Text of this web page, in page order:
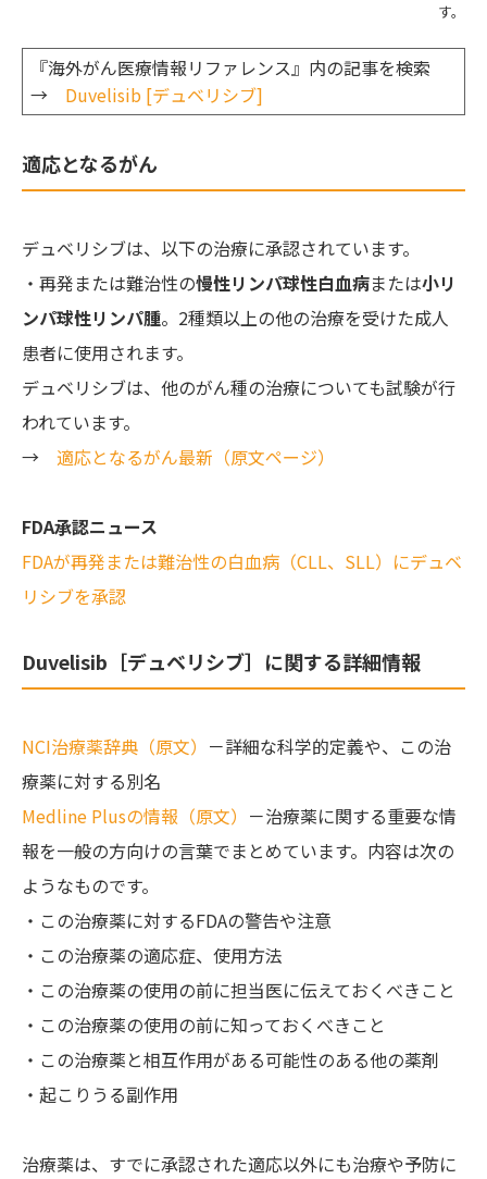
す。
『海外がん医療情報リファレンス』内の記事を検索
→ Duvelisib [デュベリシブ]
適応となるがん
デュベリシブは、以下の治療に承認されています。
・再発または難治性の慢性リンパ球性白血病または小リ
ンパ球性リンパ腫。2種類以上の他の治療を受けた成人
患者に使用されます。
デュベリシブは、他のがん種の治療についても試験が行
われています。
→ 適応となるがん最新（原文ページ）
FDA承認ニュース
FDAが再発または難治性の白血病（CLL、SLL）にデュベ
リシブを承認
Duvelisib［デュベリシブ］に関する詳細情報
NCI治療薬辞典（原文） －詳細な科学的定義や、この治
療薬に対する別名
Medline Plusの情報（原文） －治療薬に関する重要な情
報を一般の方向けの言葉でまとめています。内容は次の
ようなものです。
・この治療薬に対するFDAの警告や注意
・この治療薬の適応症、使用方法
・この治療薬の使用の前に担当医に伝えておくべきこと
・この治療薬の使用の前に知っておくべきこと
・この治療薬と相互作用がある可能性のある他の薬剤
・起こりうる副作用
治療薬は、すでに承認された適応以外にも治療や予防に